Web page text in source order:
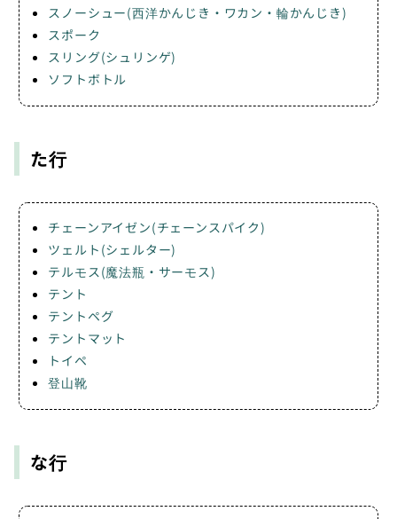
スノーシュー(西洋かんじき・ワカン・輪かんじき)
スポーク
スリング(シュリンゲ)
ソフトボトル
た行
チェーンアイゼン(チェーンスパイク)
ツェルト(シェルター)
テルモス(魔法瓶・サーモス)
テント
テントペグ
テントマット
トイペ
登山靴
な行